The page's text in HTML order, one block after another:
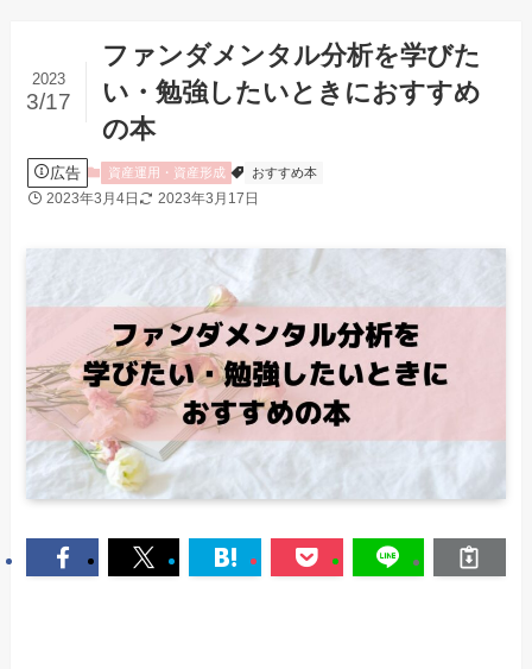
ファンダメンタル分析を学びた
い・勉強したいときにおすすめ
の本
2023
3/17
広告 資産運用・資産形成 おすすめ本
2023年3月4日 2023年3月17日